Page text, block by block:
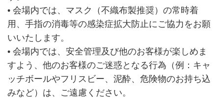
• 会場内では、マスク（不織布製推奨）の常時着
用、手指の消毒等の感染症拡大防止にご協力をお願
いいたします。
• 会場内では、安全管理及び他のお客様が楽しめま
すよう、他のお客様のご迷惑となる行為（例：キャ
ッチボールやフリスビー、泥酔、危険物のお持ち込
みなど）は、ご遠慮ください。